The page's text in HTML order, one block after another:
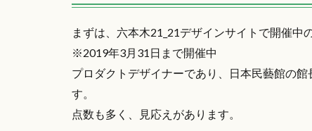
まずは、六本木21_21デザインサイトで開催中
※2019年3月31日まで開催中
プロダクトデザイナーであり、日本民藝館の
す。
点数も多く、見応えがあります。